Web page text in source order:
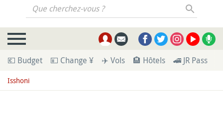
Que cherchez-vous ?
💶 Budget 💴 Change ¥ ✈️ Vols 🏨 Hôtels 🚄 JR Pass
Isshoni